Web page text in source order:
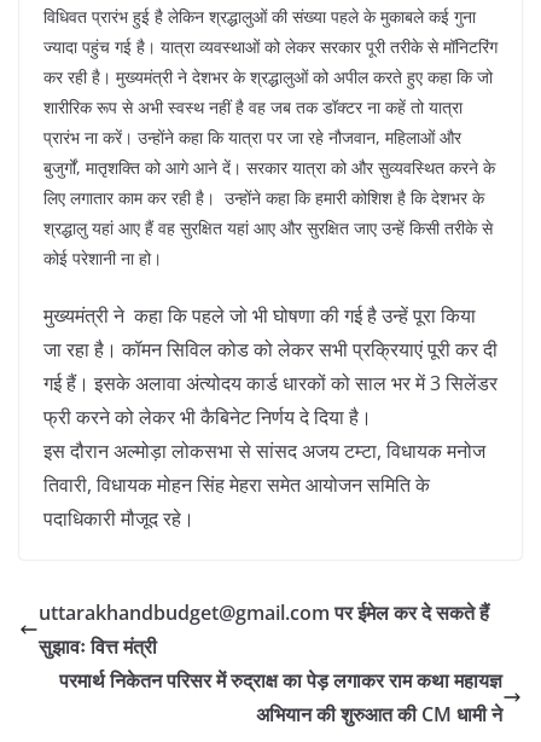
विधिवत प्रारंभ हुई है लेकिन श्रद्धालुओं की संख्या पहले के मुकाबले कई गुना
ज्यादा पहुंच गई है। यात्रा व्यवस्थाओं को लेकर सरकार पूरी तरीके से मॉनिटरिंग
कर रही है। मुख्यमंत्री ने देशभर के श्रद्धालुओं को अपील करते हुए कहा कि जो
शारीरिक रूप से अभी स्वस्थ नहीं है वह जब तक डॉक्टर ना कहें तो यात्रा
प्रारंभ ना करें। उन्होंने कहा कि यात्रा पर जा रहे नौजवान, महिलाओं और
बुजुर्गों, मातृशक्ति को आगे आने दें। सरकार यात्रा को और सुव्यवस्थित करने के
लिए लगातार काम कर रही है। उन्होंने कहा कि हमारी कोशिश है कि देशभर के
श्रद्धालु यहां आए हैं वह सुरक्षित यहां आए और सुरक्षित जाए उन्हें किसी तरीके से
कोई परेशानी ना हो।
मुख्यमंत्री ने कहा कि पहले जो भी घोषणा की गई है उन्हें पूरा किया
जा रहा है। कॉमन सिविल कोड को लेकर सभी प्रक्रियाएं पूरी कर दी
गई हैं। इसके अलावा अंत्योदय कार्ड धारकों को साल भर में 3 सिलेंडर
फ्री करने को लेकर भी कैबिनेट निर्णय दे दिया है।
इस दौरान अल्मोड़ा लोकसभा से सांसद अजय टम्टा, विधायक मनोज
तिवारी, विधायक मोहन सिंह मेहरा समेत आयोजन समिति के
पदाधिकारी मौजूद रहे।
uttarakhandbudget@gmail.com पर ईमेल कर दे सकते हैं
सुझावः वित्त मंत्री
परमार्थ निकेतन परिसर में रुद्राक्ष का पेड़ लगाकर राम कथा महायज्ञ
अभियान की शुरुआत की CM धामी ने